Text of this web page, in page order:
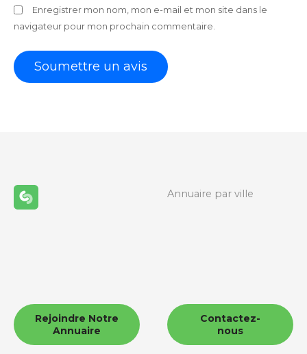
Enregistrer mon nom, mon e-mail et mon site dans le
navigateur pour mon prochain commentaire.
Annuaire par ville
Rejoindre Notre
Annuaire
Contactez-
nous